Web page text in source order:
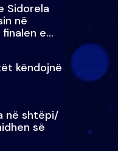
Sidorela
në
e
këndojnë
në shtëpi/
së